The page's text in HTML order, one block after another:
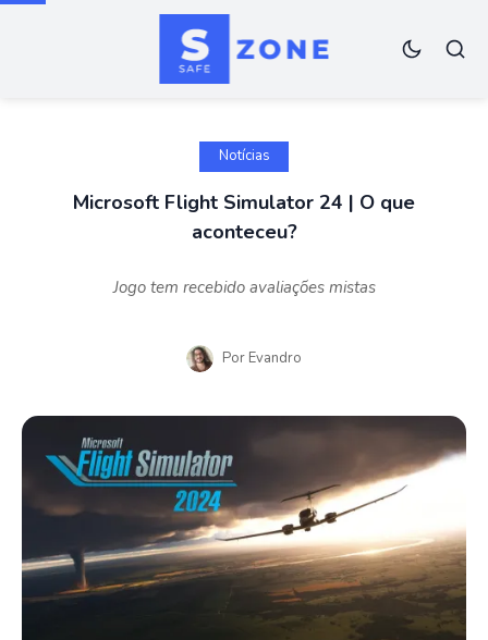
Notícias
Microsoft Flight Simulator 24 | O que
aconteceu?
Jogo tem recebido avaliações mistas
Por Evandro